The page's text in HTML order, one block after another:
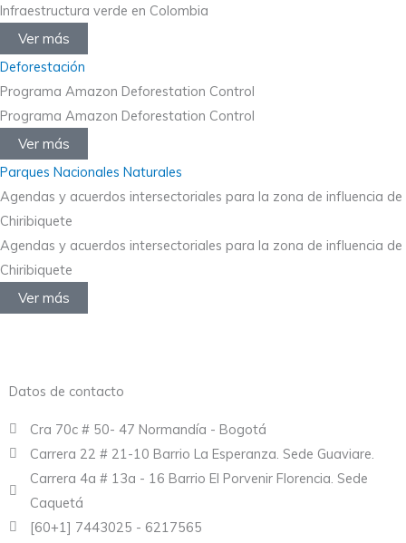
Infraestructura verde en Colombia
Ver más
Deforestación
Programa Amazon Deforestation Control
Programa Amazon Deforestation Control
Ver más
Parques Nacionales Naturales
Agendas y acuerdos intersectoriales para la zona de influencia de
Chiribiquete
Agendas y acuerdos intersectoriales para la zona de influencia de
Chiribiquete
Ver más
Datos de contacto
Cra 70c # 50- 47 Normandía - Bogotá
Carrera 22 # 21-10 Barrio La Esperanza. Sede Guaviare.
Carrera 4a # 13a - 16 Barrio El Porvenir Florencia. Sede
Caquetá
[60+1] 7443025 - 6217565